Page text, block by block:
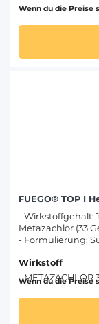
Wenn du die Preise
FUEGO® TOP I
- Wirkstoffgehalt:
Metazachlor (33
- Formulierung:
Wirkstoff
- METAZACHLOR
Wenn du die Preise